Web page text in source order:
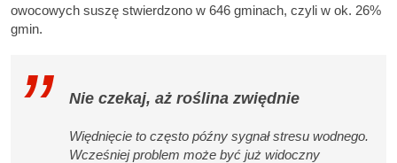
owocowych suszę stwierdzono w 646 gminach, czyli w ok. 26%
gmin.
Nie czekaj, aż roślina zwiędnie
Więdnięcie to często późny sygnał stresu wodnego.
Wcześniej problem może być już widoczny